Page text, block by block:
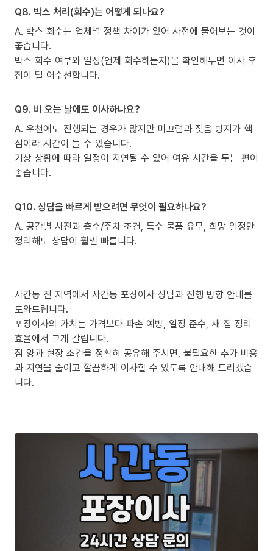
Q8. 박스 처리(회수)는 어떻게 되나요?
A. 박스 회수는 업체별 정책 차이가 있어 사전에 물어보는 것이
좋습니다.
박스 회수 여부와 일정(언제 회수하는지)을 확인해두면 이사 후
집이 덜 어수선합니다.
Q9. 비 오는 날에도 이사하나요?
A. 우천에도 진행되는 경우가 많지만 미끄럼과 젖음 방지가 핵
심이라 시간이 늘 수 있습니다.
기상 상황에 따라 일정이 지연될 수 있어 여유 시간을 두는 편이
좋습니다.
Q10. 상담을 빠르게 받으려면 무엇이 필요하나요?
A. 공간별 사진과 층수/주차 조건, 특수 물품 유무, 희망 일정만
정리해도 상담이 훨씬 빠릅니다.
사간동 전 지역에서 사간동 포장이사 상담과 진행 방향 안내를
도와드립니다.
포장이사의 가치는 가격보다 파손 예방, 일정 준수, 새 집 정리
효율에서 크게 갈립니다.
짐 양과 현장 조건을 정확히 공유해 주시면, 불필요한 추가 비용
과 지연을 줄이고 깔끔하게 이사할 수 있도록 안내해 드리겠습
니다.